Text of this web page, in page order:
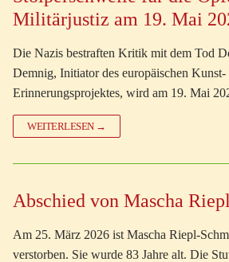
Militärjustiz am 19. Mai
Die Nazis bestraften Kritik mit dem Tod
Demnig, Initiator des europäischen Kunst-
Erinnerungsprojektes, wird am 19. Mai
WEITERLESEN →
Abschied von Mascha
Am 25. März 2026 ist Mascha Riepl-
verstorben. Sie wurde 83 Jahre alt. Die